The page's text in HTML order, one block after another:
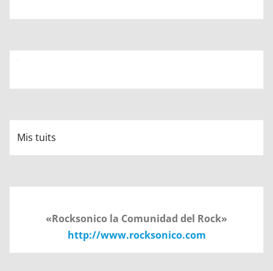
Mis tuits
«Rocksonico la Comunidad del Rock»
http://www.rocksonico.com